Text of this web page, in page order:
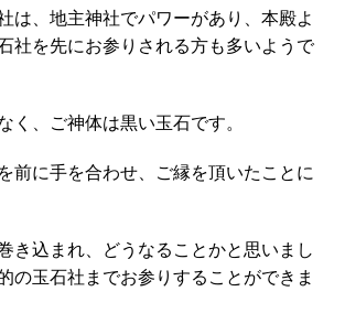
は、地主神社でパワーがあり、本殿よ
社を先にお参りされる方も多いようで
く、ご神体は黒い玉石です。
前に手を合わせ、ご縁を頂いたことに
き込まれ、どうなることかと思いまし
の玉石社までお参りすることができま